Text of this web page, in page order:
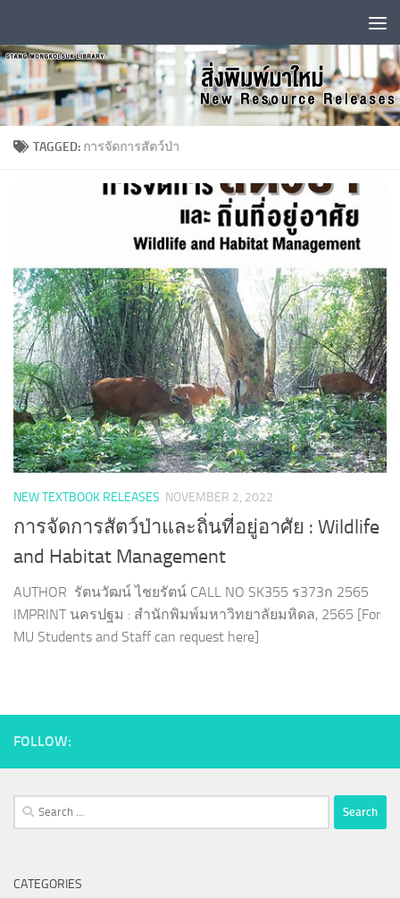
TAGGED: การจัดการสัตว์ป่า
NEW TEXTBOOK RELEASES NOVEMBER 2, 2022
การจัดการสัตว์ป่าและถิ่นที่อยู่อาศัย : Wildlife
and Habitat Management
AUTHOR รัตนวัฒน์ ไชยรัตน์ CALL NO SK355 ร373ก 2565
IMPRINT นครปฐม : สำนักพิมพ์มหาวิทยาลัยมหิดล, 2565 [For
MU Students and Staff can request here]
FOLLOW:
Search
for:
CATEGORIES